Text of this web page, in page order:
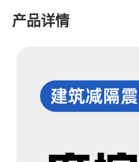
产品详情